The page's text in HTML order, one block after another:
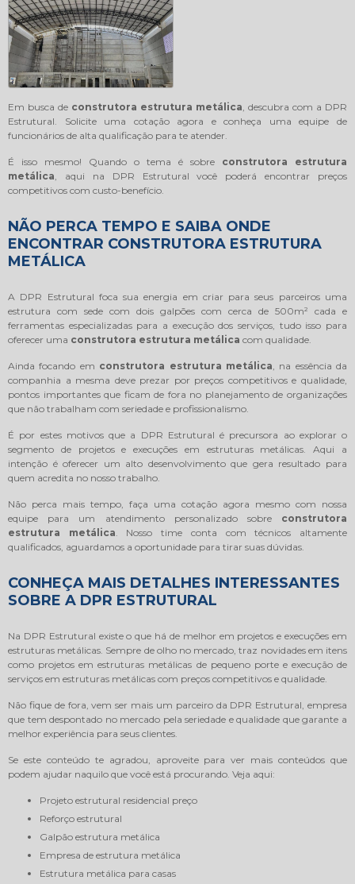
Em busca de construtora estrutura metálica, descubra com a DPR
Estrutural. Solicite uma cotação agora e conheça uma equipe de
funcionários de alta qualificação para te atender.
É isso mesmo! Quando o tema é sobre construtora estrutura
metálica, aqui na DPR Estrutural você poderá encontrar preços
competitivos com custo-benefício.
NÃO PERCA TEMPO E SAIBA ONDE
ENCONTRAR CONSTRUTORA ESTRUTURA
METÁLICA
A DPR Estrutural foca sua energia em criar para seus parceiros uma
estrutura com sede com dois galpões com cerca de 500m² cada e
ferramentas especializadas para a execução dos serviços, tudo isso para
oferecer uma construtora estrutura metálica com qualidade.
Ainda focando em construtora estrutura metálica, na essência da
companhia a mesma deve prezar por preços competitivos e qualidade,
pontos importantes que ficam de fora no planejamento de organizações
que não trabalham com seriedade e profissionalismo.
É por estes motivos que a DPR Estrutural é precursora ao explorar o
segmento de projetos e execuções em estruturas metálicas. Aqui a
intenção é oferecer um alto desenvolvimento que gera resultado para
quem acredita no nosso trabalho.
Não perca mais tempo, faça uma cotação agora mesmo com nossa
equipe para um atendimento personalizado sobre construtora
estrutura metálica. Nosso time conta com técnicos altamente
qualificados, aguardamos a oportunidade para tirar suas dúvidas.
CONHEÇA MAIS DETALHES INTERESSANTES
SOBRE A DPR ESTRUTURAL
Na DPR Estrutural existe o que há de melhor em projetos e execuções em
estruturas metálicas. Sempre de olho no mercado, traz novidades em itens
como projetos em estruturas metálicas de pequeno porte e execução de
serviços em estruturas metálicas com preços competitivos e qualidade.
Não fique de fora, vem ser mais um parceiro da DPR Estrutural, empresa
que tem despontado no mercado pela seriedade e qualidade que garante a
melhor experiência para seus clientes.
Se este conteúdo te agradou, aproveite para ver mais conteúdos que
podem ajudar naquilo que você está procurando. Veja aqui:
projeto estrutural residencial preço
reforço estrutural
galpão estrutura metálica
empresa de estrutura metálica
estrutura metálica para casas